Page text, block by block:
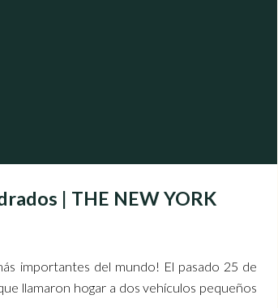
| THE NEW YORK
importantes del mundo! El pasado 25 de
llamaron hogar a dos vehículos pequeños